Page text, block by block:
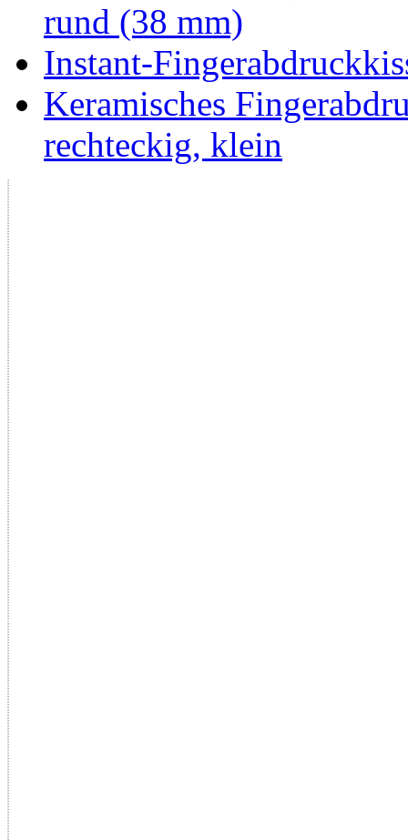
rund (38 mm)
Instant-
Keramisches
rechteckig, klein